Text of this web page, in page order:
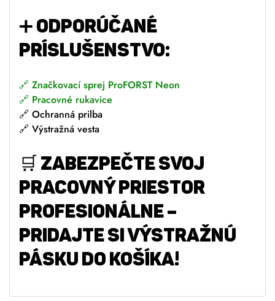
➕ODPORÚČANÉ
PRÍSLUŠENSTVO:
🔗 Značkovací sprej ProFORST Neon
🔗 Pracovné rukavice
🔗 Ochranná prilba
🔗 Výstražná vesta
🛒 ZABEZPEČTE SVOJ
PRACOVNÝ PRIESTOR
PROFESIONÁLNE –
PRIDAJTE SI VÝSTRAŽNÚ
PÁSKU DO KOŠÍKA!